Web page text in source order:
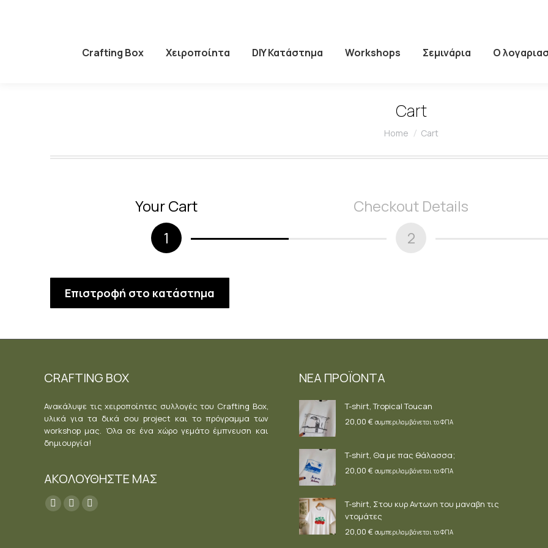
Crafting Box Χειροποίητα DIY Κατάστημα Workshops Σεμινάρια Ο
Cart
You are here:
Home Cart
Your Cart
1
Checkout Details
2
Επιστροφή στο κατάστημα
CRAFTING BOX
Ανακάλυψε τις χειροποίητες συλλογές του Crafting Box,
υλικά για τα δικά σου project και το πρόγραμμα των
workshop μας. Όλα σε ένα χώρο γεμάτο έμπνευση και
δημιουργία!
ΑΚΟΛΟΥΘΗΣΤΕ ΜΑΣ
Find us on:
Facebook
YouTubeInstagram
ΝΕΑ ΠΡΟΪΟΝΤΑ
T-shirt, Tropical Toucan
20,00 € συμπεριλαμβάνεται το ΦΠΑ
T-shirt, Θα με πας θάλασσα;
20,00 € συμπεριλαμβάνεται το ΦΠΑ
T-shirt, Στου κυρ Αντωνη του μαναβη τις
ντομάτες
20,00 € συμπεριλαμβάνεται το ΦΠΑ